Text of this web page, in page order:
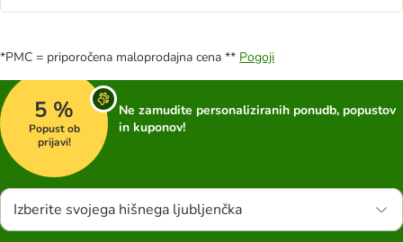
*PMC = priporočena maloprodajna cena ** Pogoji
5 %
Popust ob
prijavi!
Ne zamudite personaliziranih ponudb, popustov
in kuponov!
Izberite svojega hišnega ljubljenčka